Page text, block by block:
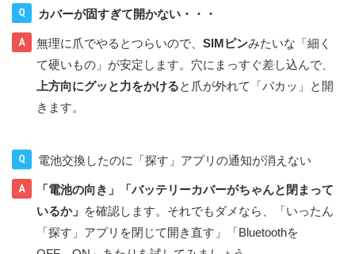
カバーが固すぎて開かない・・・
無理に爪でやるとつらいので、SIMピンみたいな「細く
て硬いもの」が安定します。穴にまっすぐ差し込んで、
上方向にグッと力をかけると爪が外れて「パカッ」と開
きます。
電池交換したのに「探す」アプリの通知が消えない
「電池の向き」「バッテリーカバーがちゃんと閉まって
いるか」 を確認します。それでもダメなら、「いったん
「探す」アプリを閉じて開き直す」「Bluetoothを